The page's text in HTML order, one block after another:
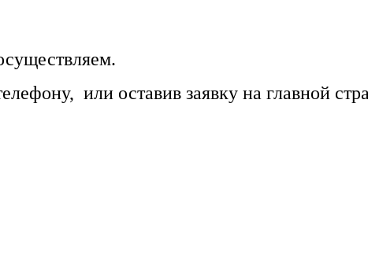
или оставив заявку на главной